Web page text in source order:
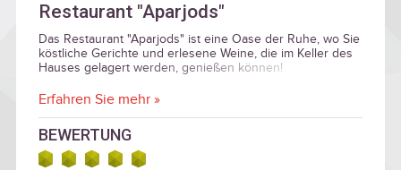
Restaurant "Aparjods"
Das Restaurant "Aparjods" ist eine Oase der Ruhe, wo Sie
köstliche Gerichte und erlesene Weine, die im Keller des
Hauses gelagert werden, genießen können!
Erfahren Sie mehr »
BEWERTUNG